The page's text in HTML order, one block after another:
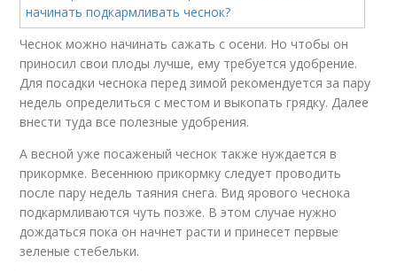
Чеснок можно начинать сажать с осени. Но чтобы он
приносил свои плоды лучше, ему требуется удобрение.
Для посадки чеснока перед зимой рекомендуется за пару
недель определиться с местом и выкопать грядку. Далее
внести туда все полезные удобрения.
А весной уже посаженый чеснок также нуждается в
прикормке. Весеннюю прикормку следует проводить
после пару недель таяния снега. Вид ярового чеснока
подкармливаются чуть позже. В этом случае нужно
дождаться пока он начнет расти и принесет первые
зеленые стебельки.